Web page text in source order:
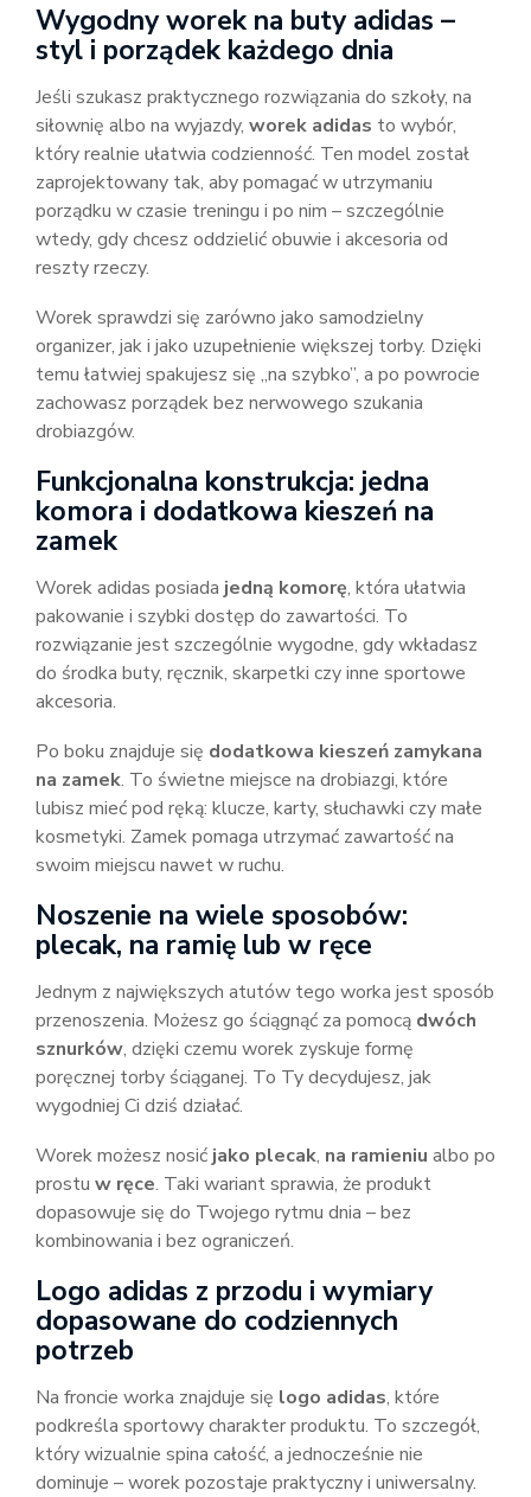
Wygodny worek na buty adidas –
styl i porządek każdego dnia
Jeśli szukasz praktycznego rozwiązania do szkoły, na
siłownię albo na wyjazdy, worek adidas to wybór,
który realnie ułatwia codzienność. Ten model został
zaprojektowany tak, aby pomagać w utrzymaniu
porządku w czasie treningu i po nim – szczególnie
wtedy, gdy chcesz oddzielić obuwie i akcesoria od
reszty rzeczy.
Worek sprawdzi się zarówno jako samodzielny
organizer, jak i jako uzupełnienie większej torby. Dzięki
temu łatwiej spakujesz się „na szybko”, a po powrocie
zachowasz porządek bez nerwowego szukania
drobiazgów.
Funkcjonalna konstrukcja: jedna
komora i dodatkowa kieszeń na
zamek
Worek adidas posiada jedną komorę, która ułatwia
pakowanie i szybki dostęp do zawartości. To
rozwiązanie jest szczególnie wygodne, gdy wkładasz
do środka buty, ręcznik, skarpetki czy inne sportowe
akcesoria.
Po boku znajduje się dodatkowa kieszeń zamykana
na zamek. To świetne miejsce na drobiazgi, które
lubisz mieć pod ręką: klucze, karty, słuchawki czy małe
kosmetyki. Zamek pomaga utrzymać zawartość na
swoim miejscu nawet w ruchu.
Noszenie na wiele sposobów:
plecak, na ramię lub w ręce
Jednym z największych atutów tego worka jest sposób
przenoszenia. Możesz go ściągnąć za pomocą dwóch
sznurków, dzięki czemu worek zyskuje formę
poręcznej torby ściąganej. To Ty decydujesz, jak
wygodniej Ci dziś działać.
Worek możesz nosić jako plecak, na ramieniu albo po
prostu w ręce. Taki wariant sprawia, że produkt
dopasowuje się do Twojego rytmu dnia – bez
kombinowania i bez ograniczeń.
Logo adidas z przodu i wymiary
dopasowane do codziennych
potrzeb
Na froncie worka znajduje się logo adidas, które
podkreśla sportowy charakter produktu. To szczegół,
który wizualnie spina całość, a jednocześnie nie
dominuje – worek pozostaje praktyczny i uniwersalny.